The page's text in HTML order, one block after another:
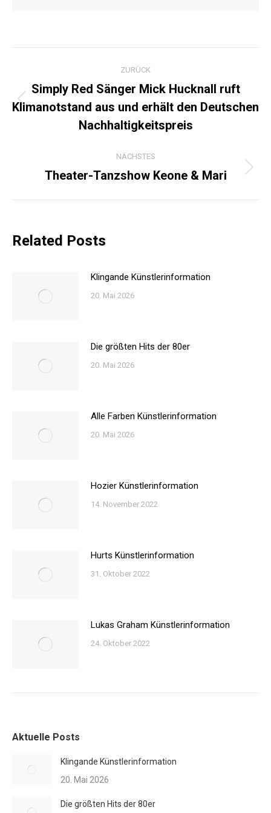
ZURÜCK
Vorheriger
Beitrag:
Simply Red Sänger Mick Hucknall ruft
Klimanotstand aus und erhält den Deutschen
Nachhaltigkeitspreis
NÄCHSTES
Nächster
Theater-Tanzshow Keone & Mari
Related Posts
Klingande Künstlerinformation
20. Mai 2026
Die größten Hits der 80er
20. Mai 2026
Alle Farben Künstlerinformation
20. Mai 2026
Hozier Künstlerinformation
14. November 2022
Hurts Künstlerinformation
31. Oktober 2022
Lukas Graham Künstlerinformation
24. Oktober 2022
Aktuelle Posts
Klingande Künstlerinformation
20. Mai 2026
Die größten Hits der 80er